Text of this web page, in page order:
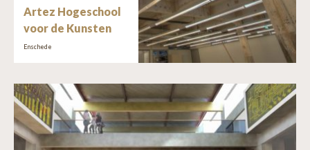
Artez Hogeschool
voor de Kunsten
Enschede